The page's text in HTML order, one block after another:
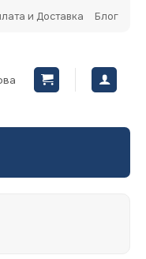
и Доставка Блог